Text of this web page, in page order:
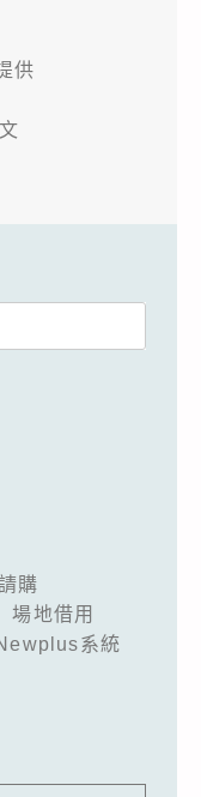
供
購
場地借用
系統